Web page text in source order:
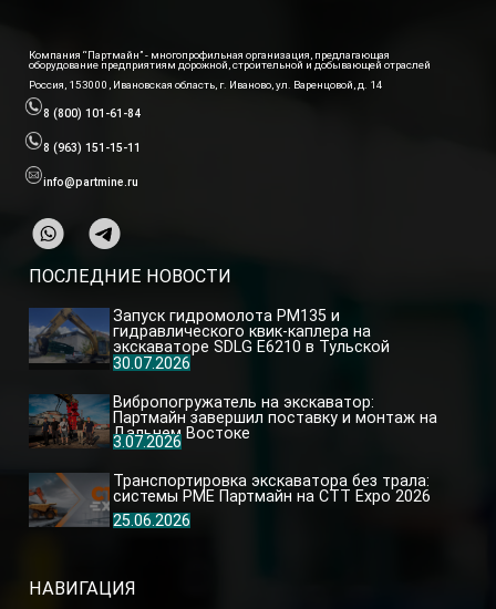
Компания “Партмайн” - многопрофильная организация, предлагающая
оборудование предприятиям дорожной, строительной и добывающей отраслей
Россия, 153000, Ивановская область, г. Иваново, ул. Варенцовой, д. 14
8 (800) 101-61-84
8 (963) 151-15-11
info@partmine.ru
НАВИГАЦИЯ
ПОСЛЕДНИЕ НОВОСТИ
Запуск гидромолота PM135 и
гидравлического квик-каплера на
экскаваторе SDLG E6210 в Тульской
области
30.07.2026
Вибропогружатель на экскаватор:
Партмайн завершил поставку и монтаж на
Дальнем Востоке
3.07.2026
Транспортировка экскаватора без трала:
системы PME Партмайн на CTT Expo 2026
25.06.2026